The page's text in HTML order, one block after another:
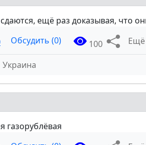
ещё раз доказывая, что
Обсудить (0) 100 Ещё
Украина
газорублёвая